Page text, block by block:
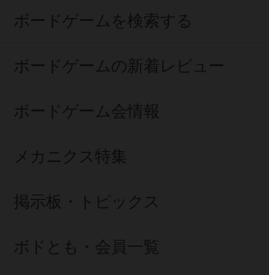
ボードゲームを検索する
ボードゲームの新着レビュー
ボードゲーム会情報
メカニクス特集
掲示板・トピックス
ボドとも・会員一覧